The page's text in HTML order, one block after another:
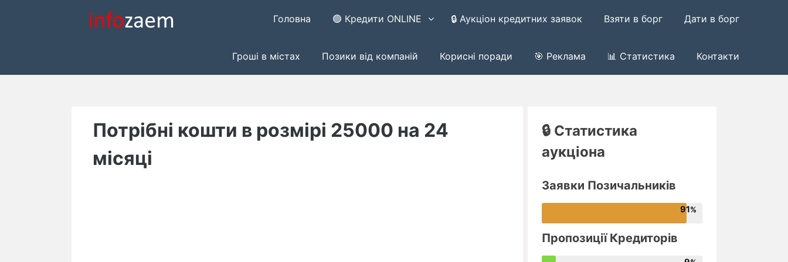
Головна 🟢 Кредити ONLINE 🔒 Аукціон кредитних заявок Взяти в борг Дати в борг
Гроші в містах Позики від компаній Корисні поради 🎯 Реклама 📊 Статистика Контакти
Потрібні кошти в розмірі 25000 на 24
місяці
🔒 Статистика
аукціона
Заявки Позичальників
91
Пропозиції Кредиторів